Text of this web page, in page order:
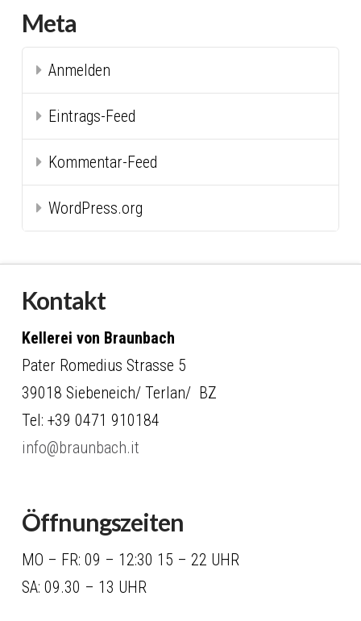
Meta
Anmelden
Eintrags-Feed
Kommentar-Feed
WordPress.org
Kontakt
Kellerei von Braunbach
Pater Romedius Strasse 5
39018 Siebeneich/ Terlan/ BZ
Tel: +39 0471 910184
info@braunbach.it
Öffnungszeiten
MO – FR: 09 – 12:30 15 – 22 UHR
SA: 09.30 – 13 UHR